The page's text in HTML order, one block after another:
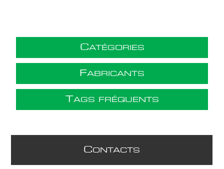
CATÉGORIES
FABRICANTS
TAGS FRÉQUENTS
CONTACTS